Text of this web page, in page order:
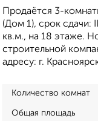
Продаётся 3-
(Дом 1), срок сдачи:
кв.м., на 18 этаже.
строительной
адресу: г.
Количество комнат
Общая площадь